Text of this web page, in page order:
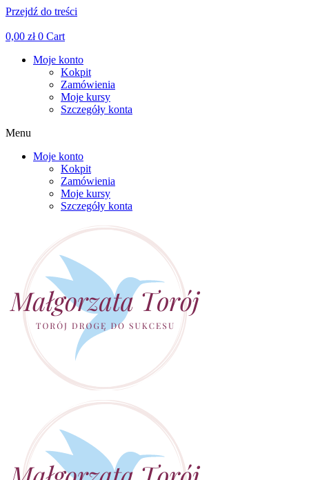
Przejdź do treści
0,00 zł 0 Cart
Moje konto
Kokpit
Zamówienia
Moje kursy
Szczegóły konta
Menu
Moje konto
Kokpit
Zamówienia
Moje kursy
Szczegóły konta